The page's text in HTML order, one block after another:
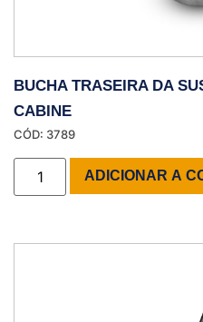
BUCHA TRASEIRA DA
CABINE
CÓD: 3789
ADICIONAR A